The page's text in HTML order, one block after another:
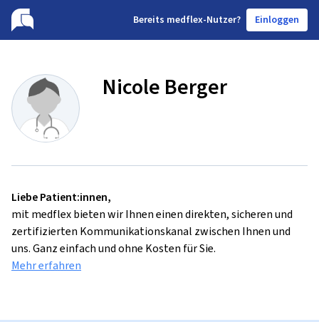
Bereits medflex-Nutzer? Einloggen
Nicole Berger
Liebe Patient:innen,
mit medflex bieten wir Ihnen einen direkten, sicheren und
zertifizierten Kommunikationskanal zwischen Ihnen und
uns. Ganz einfach und ohne Kosten für Sie.
Mehr erfahren